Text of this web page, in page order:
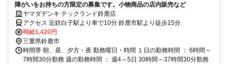
障がいをお持ちの方限定の募集です。小物商品の店内販売など
ヤマダデンキ テックランド鈴鹿店
アクセス 近鉄白子駅より車で10分 鈴鹿市駅より徒歩15分
時給1,420円
三重県鈴鹿市
時間帯 朝、昼、夕方・夜 勤務曜日・時間 １日の勤務時間 ： 6時間～
7時間30分勤務 週の勤務時間 ： 週4～5日 30時間～37時間30分勤務